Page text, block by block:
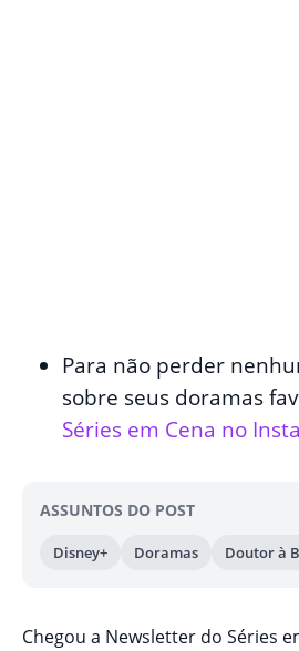
Para não perder
sobre seus doramas
Séries em Cena no
ASSUNTOS DO POST
Disney+ Doramas Doutor à
Chegou a Newsletter do Séries